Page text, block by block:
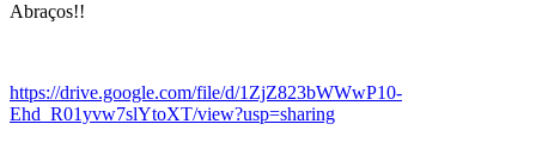
Abraços!!
https://drive.google.com/file/d/1ZjZ823bWWwP10-
Ehd_R01yvw7slYtoXT/view?usp=sharing